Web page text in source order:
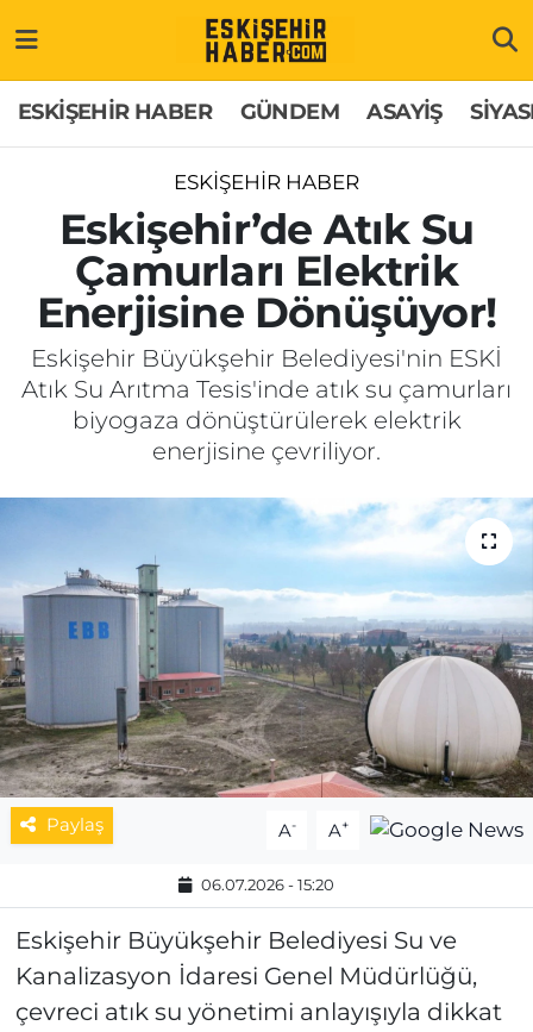
ESKİŞEHİR HABER GÜNDEM ASAYİŞ
ESKİŞEHİR HABER
Eskişehir’de Atık Su
Çamurları Elektrik
Enerjisine Dönüşüyor!
Eskişehir Büyükşehir Belediyesi'nin ESKİ
Atık Su Arıtma Tesis'inde atık su çamurları
biyogaza dönüştürülerek elektrik
enerjisine çevriliyor.
Paylaş A- A+
06.07.2026 - 15:20
Eskişehir Büyükşehir Belediyesi Su ve
Kanalizasyon İdaresi Genel Müdürlüğü,
çevreci atık su yönetimi anlayışıyla dikkat
GÜNDEM
ASAYİŞ
SİYASET
EKONOMİ
SAĞLIK
MAGAZİN
ESKİŞEHİRSPOR
Hakkımızda
İletişim
Künye
Odunpazarı Trafik Yoğunluk Haritası
Süper Lig Puan Durumu ve Fikstür
Tüm Manşetler
Son Dakika Haberleri
Haber Arşivi